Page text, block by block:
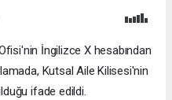
İngilizce X hesabından
Kutsal Aile Kilisesi'nin
ifade edildi.